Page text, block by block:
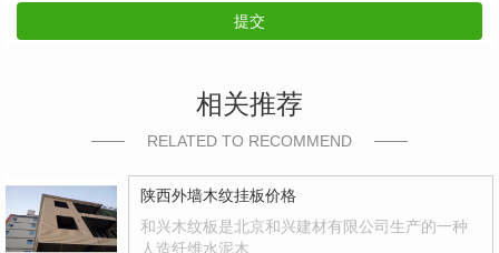
提交
相关推荐
RELATED TO RECOMMEND
陕西外墙木纹挂板价格
和兴木纹板是北京和兴建材有限公司生产的一种
人造纤维水泥木…